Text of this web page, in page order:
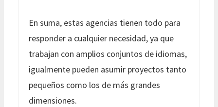
En suma, estas agencias tienen todo para
responder a cualquier necesidad, ya que
trabajan con amplios conjuntos de idiomas,
igualmente pueden asumir proyectos tanto
pequeños como los de más grandes
dimensiones.